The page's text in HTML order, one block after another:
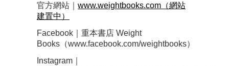
官方網站｜ www.weightbooks.com（網站
建置中）
Facebook｜重本書店 Weight
Books（www.facebook.com/weightbooks）
Instagram｜